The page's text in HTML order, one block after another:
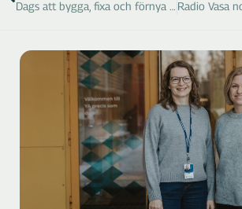
Dags att bygga, fixa och förnya – annonsera i Bygg & Bo 21.3